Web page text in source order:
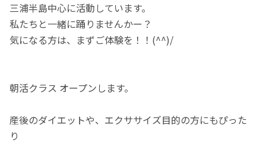
三浦半島中心に活動しています。
私たちと一緒に踊りませんかー？
気になる方は、まずご体験を！！(^^)/
朝活クラス オープンします。
産後のダイエットや、エクササイズ目的の方にもぴった
り